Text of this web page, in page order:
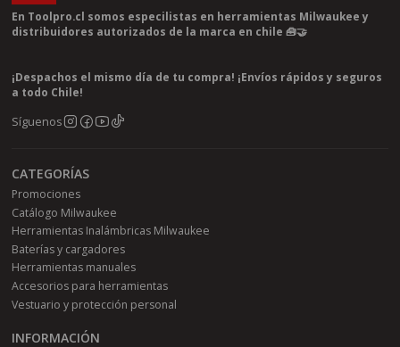
En Toolpro.cl somos especilistas en herramientas Milwaukee y
distribuidores autorizados de la marca en chile 🧰🤝
¡Despachos el mismo día de tu compra! ¡Envíos rápidos y seguros
a todo Chile!
Síguenos
CATEGORÍAS
Promociones
Catálogo Milwaukee
Herramientas Inalámbricas Milwaukee
Baterías y cargadores
Herramientas manuales
Accesorios para herramientas
Vestuario y protección personal
INFORMACIÓN